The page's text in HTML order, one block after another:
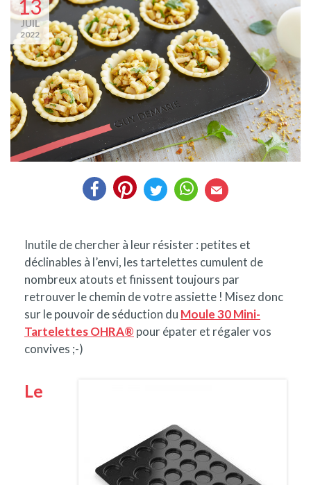
13
JUIL
2022
Inutile de chercher à leur résister : petites et
déclinables à l’envi, les tartelettes cumulent de
nombreux atouts et finissent toujours par
retrouver le chemin de votre assiette ! Misez donc
sur le pouvoir de séduction du Moule 30 Mini-
Tartelettes OHRA® pour épater et régaler vos
convives ;-)
Le